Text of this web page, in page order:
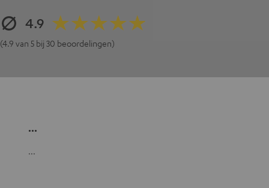
4.9
(4.9 van 5 bij 30 beoordelingen)
...
...